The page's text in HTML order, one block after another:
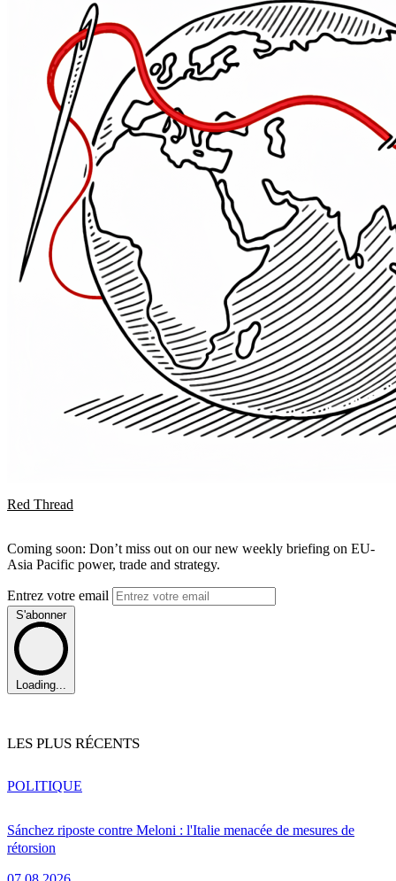
Red Thread
Coming soon: Don’t miss out on our new weekly briefing on EU-
Asia Pacific power, trade and strategy.
Entrez votre email
S'abonner
Loading...
LES PLUS RÉCENTS
Sánchez riposte contre Meloni : l'Italie menacée de mesures de
rétorsion
POLITIQUE